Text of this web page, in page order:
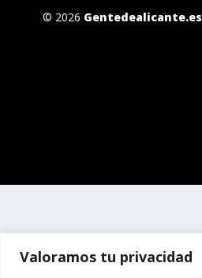
Valoramos tu privacidad
© 2026 Gentedealicante.es